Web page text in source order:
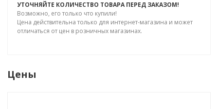
УТОЧНЯЙТЕ КОЛИЧЕСТВО ТОВАРА ПЕРЕД ЗАКАЗОМ!
Возможно, его только что купили!
Цена действительна только для интернет-магазина и может
отличаться от цен в розничных магазинах.
Цены